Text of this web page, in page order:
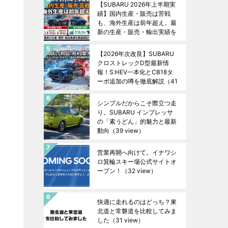
【SUBARU 2026年上半期実
績】国内生産・販売は苦戦
も、海外生産は前年超え。最
新の生産・販売・輸出実績を
【2026年次改良】SUBARU
クロストレックD型最新情
報！S:HEV一本化とCB18タ
ーボ追加の噂を徹底解説 （41
シンプルだからこそ際立つ走
り。SUBARU インプレッサ
の「素うどん」的魅力と最新
動向 （39 view）
営業再開へ向けて。イナワシ
ロ箕輪スキー場公式サイトオ
ープン！
（32 view）
快適に走れるのはどっち？東
北道と常磐道を比較してみま
した （31 view）